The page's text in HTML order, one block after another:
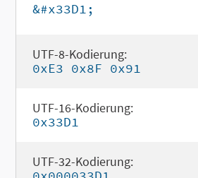
&#x33D1;
UTF-8-Kodierung:
0xE3 0x8F 0x91
UTF-16-Kodierung:
0x33D1
UTF-32-Kodierung: